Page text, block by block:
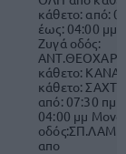
κάθετο: από:
έως: 04:00 μμ
Ζυγά οδός:
κάθετο:
κάθετο:
από: 07:30 πμ
04:00 μμ Μονά
απο